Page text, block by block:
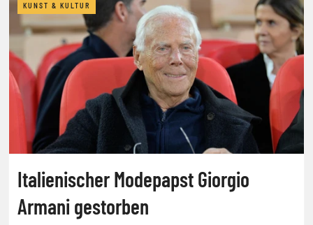
KUNST & KULTUR
Italienischer Modepapst Giorgio
Armani gestorben